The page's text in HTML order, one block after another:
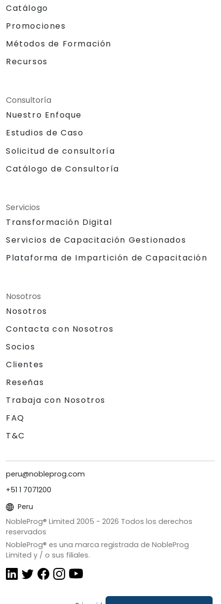
Catálogo
Promociones
Métodos de Formación
Recursos
Consultoría
Nuestro Enfoque
Estudios de Caso
Solicitud de consultoría
Catálogo de Consultoría
Servicios
Transformación Digital
Servicios de Capacitación Gestionados
Plataforma de Impartición de Capacitación
Nosotros
Nosotros
Contacta con Nosotros
Socios
Clientes
Reseñas
Trabaja con Nosotros
FAQ
T&C
peru@nobleprog.com
+51 1 7071200
Peru
NobleProg® Limited 2005 - 2026 Todos los derechos
reservados
NobleProg® es una marca registrada de NobleProg
Limited y / o sus filiales.